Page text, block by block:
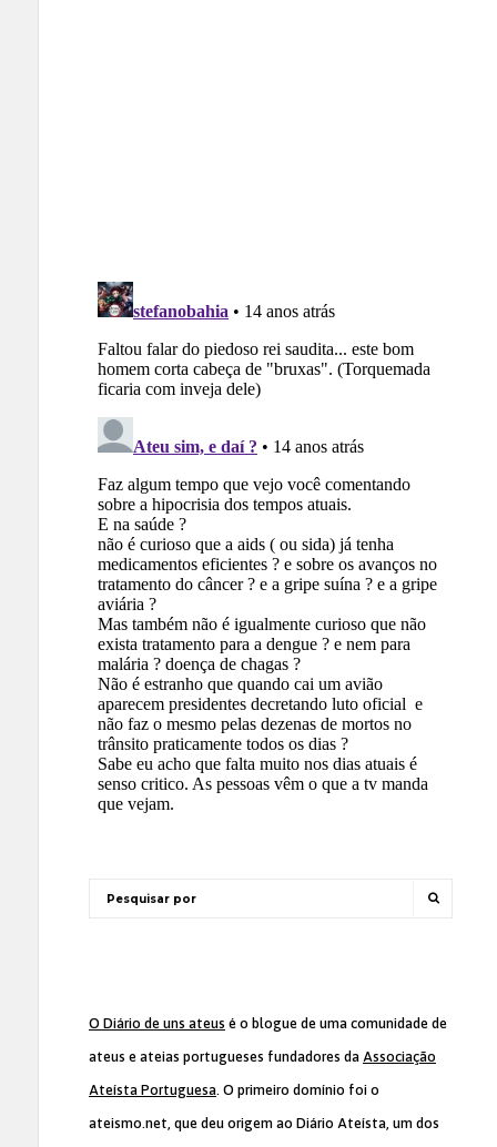
O Diário de uns ateus é o blogue de uma comunidade de
ateus e ateias portugueses fundadores da Associação
Ateísta Portuguesa. O primeiro domínio foi o
ateismo.net, que deu origem ao Diário Ateísta, um dos